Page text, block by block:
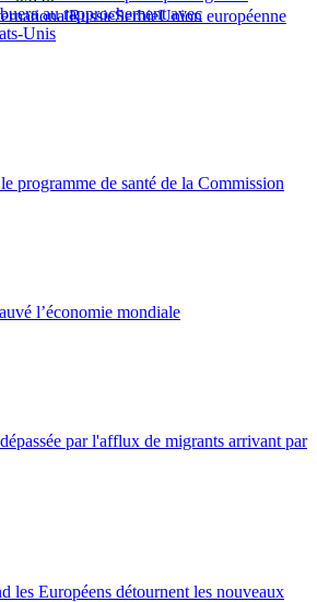
au rapprochement avec
Unis
RussieSerbieUnion européenne
programme de santé de la Commission
l’économie mondiale
par l'afflux de migrants arrivant par
les Européens détournent les nouveaux